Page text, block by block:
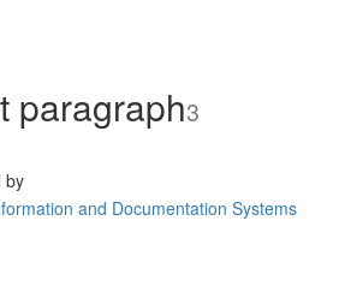
paragraph3
by